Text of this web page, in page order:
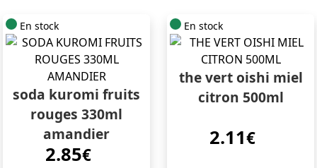
En stock
soda kuromi fruits
rouges 330ml
amandier
2.85€
En stock
the vert oishi miel
citron 500ml
2.11€